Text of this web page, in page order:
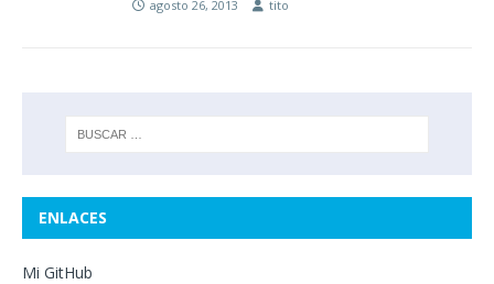
agosto 26, 2013 tito
ENLACES
Mi GitHub